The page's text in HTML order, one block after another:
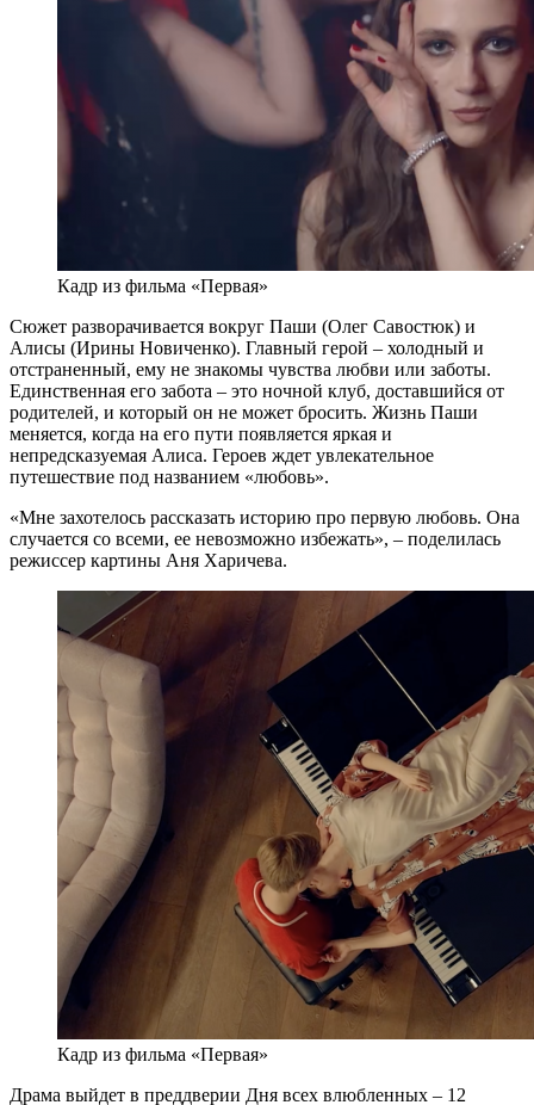
Кадр из фильма «Первая»
Сюжет разворачивается вокруг Паши (Олег Савостюк) и
Алисы (Ирины Новиченко). Главный герой – холодный и
отстраненный, ему не знакомы чувства любви или заботы.
Единственная его забота – это ночной клуб, доставшийся от
родителей, и который он не может бросить. Жизнь Паши
меняется, когда на его пути появляется яркая и
непредсказуемая Алиса. Героев ждет увлекательное
путешествие под названием «любовь».
«Мне захотелось рассказать историю про первую любовь. Она
случается со всеми, ее невозможно избежать», – поделилась
режиссер картины Аня Харичева.
Кадр из фильма «Первая»
Драма выйдет в преддверии Дня всех влюбленных – 12